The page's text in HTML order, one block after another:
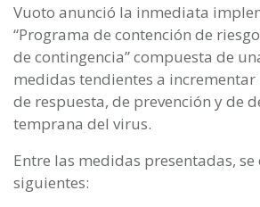
Vuoto anunció la inmediata
“Programa de contención de
de contingencia” compuesta de
medidas tendientes a incrementar
de respuesta, de prevención y de
temprana del virus.
Entre las medidas presentadas,
siguientes: